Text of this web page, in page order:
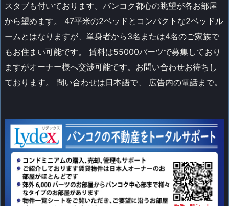
スタブも付いております。バンコク都心の眺望が各お部屋
から望めます。 47平米の2ベッドとコンパクトな2ベッドル
ームとはなりますが、単身者から3名または4名のご家族で
もお住まい可能です。 賃料は55000バーツで募集しており
ますがオーナー様へ交渉可能です。お問い合わせお待ちし
ております。 問い合わせは日本語で、 広告内の電話まで。